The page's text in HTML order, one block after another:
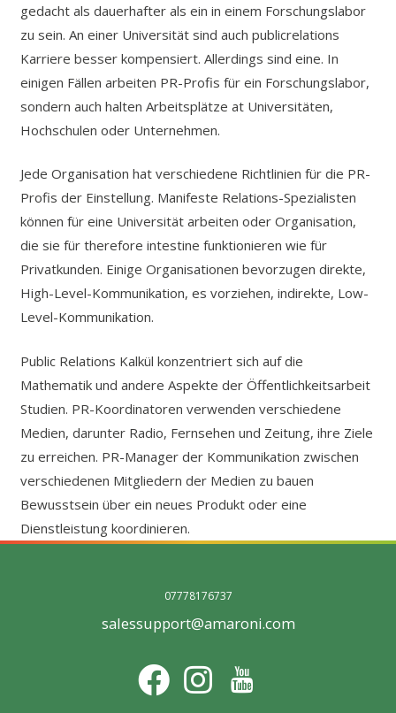
gedacht als dauerhafter als ein in einem Forschungslabor
zu sein. An einer Universität sind auch publicrelations
Karriere besser kompensiert. Allerdings sind eine. In
einigen Fällen arbeiten PR-Profis für ein Forschungslabor,
sondern auch halten Arbeitsplätze at Universitäten,
Hochschulen oder Unternehmen.
Jede Organisation hat verschiedene Richtlinien für die PR-
Profis der Einstellung. Manifeste Relations-Spezialisten
können für eine Universität arbeiten oder Organisation,
die sie für therefore intestine funktionieren wie für
Privatkunden. Einige Organisationen bevorzugen direkte,
High-Level-Kommunikation, es vorziehen, indirekte, Low-
Level-Kommunikation.
Public Relations Kalkül konzentriert sich auf die
Mathematik und andere Aspekte der Öffentlichkeitsarbeit
Studien. PR-Koordinatoren verwenden verschiedene
Medien, darunter Radio, Fernsehen und Zeitung, ihre Ziele
zu erreichen. PR-Manager der Kommunikation zwischen
verschiedenen Mitgliedern der Medien zu bauen
Bewusstsein über ein neues Produkt oder eine
Dienstleistung koordinieren.
07778176737
salessupport@amaroni.com